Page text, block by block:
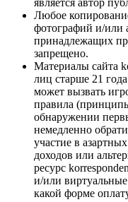
Любое
фотографий и/или
принадлежащих
запрещено.
Материалы сайта
лиц старше 21
может вызвать
правила
обнаружении
немедленно
участие в
доходов или
ресурс
и/или
какой форме